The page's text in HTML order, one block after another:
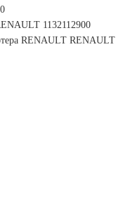
1132112900
RENAULT RENAULT